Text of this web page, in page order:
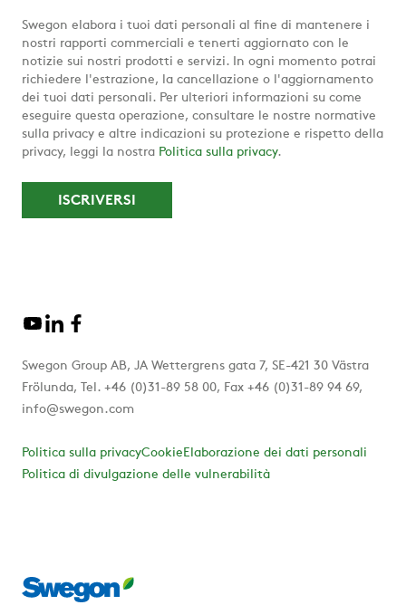
Swegon elabora i tuoi dati personali al fine di mantenere i
nostri rapporti commerciali e tenerti aggiornato con le
notizie sui nostri prodotti e servizi. In ogni momento potrai
richiedere l'estrazione, la cancellazione o l'aggiornamento
dei tuoi dati personali. Per ulteriori informazioni su come
eseguire questa operazione, consultare le nostre normative
sulla privacy e altre indicazioni su protezione e rispetto della
privacy, leggi la nostra Politica sulla privacy.
Swegon Group AB, JA Wettergrens gata 7, SE-421 30 Västra
Frölunda, Tel. +46 (0)31-89 58 00, Fax +46 (0)31-89 94 69,
info@swegon.com
Politica sulla privacyCookieElaborazione dei dati personali
Politica di divulgazione delle vulnerabilità